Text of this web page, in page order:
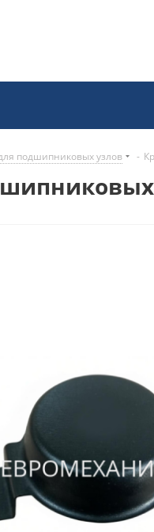
подшипниковых узлов -